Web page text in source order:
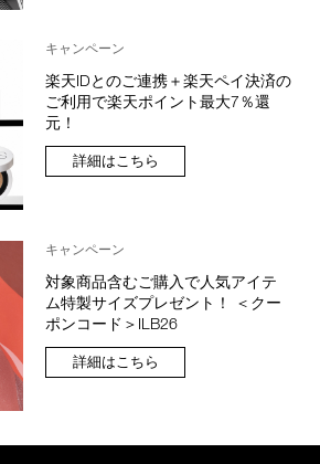
キャンペーン
楽天IDとのご連携＋楽天ペイ決済の
ご利用で楽天ポイント最大7％還
元！
詳細はこちら
キャンペーン
対象商品含むご購入で人気アイテ
ム特製サイズプレゼント！ ＜クー
ポンコード＞ILB26
詳細はこちら